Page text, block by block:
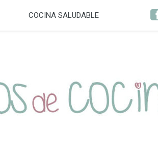
COCINA SALUDABLE